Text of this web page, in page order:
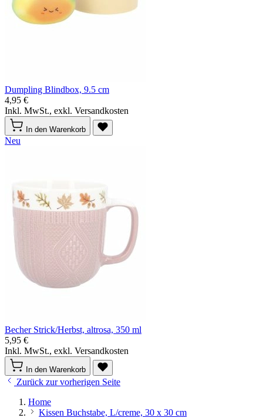
Dumpling Blindbox, 9.5 cm
4,95 €
Inkl. MwSt., exkl. Versandkosten
In den Warenkorb
Neu
Becher Strick/Herbst, altrosa, 350 ml
5,95 €
Inkl. MwSt., exkl. Versandkosten
In den Warenkorb
Zurück zur vorherigen Seite
Home
Kissen Buchstabe, L/creme, 30 x 30 cm